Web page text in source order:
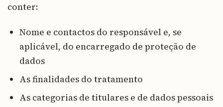
conter:
Nome e contactos do responsável e, se
aplicável, do encarregado de proteção de
dados
As finalidades do tratamento
As categorias de titulares e de dados pessoais